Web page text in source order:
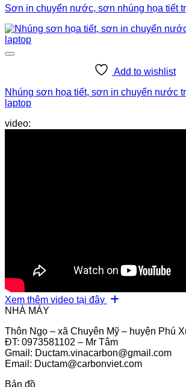
Sơn in chuyển nước, sơn nhúng họa tiết
Add to wishlist
Nhúng sơn họa tiết, sơn in chuyển nước
laptop
Sơn in chuyển nước, sơn nhúng họa tiết trên Mâm
video:
Xem thêm video tại đây
NHÀ MÁY
Thôn Ngọ – xã Chuyên Mỹ – huyện Phú
ĐT: 0973581102 – Mr Tâm
Gmail: Ductam.vinacarbon@gmail.com
Email: Ductam@carbonviet.com
Bản đồ